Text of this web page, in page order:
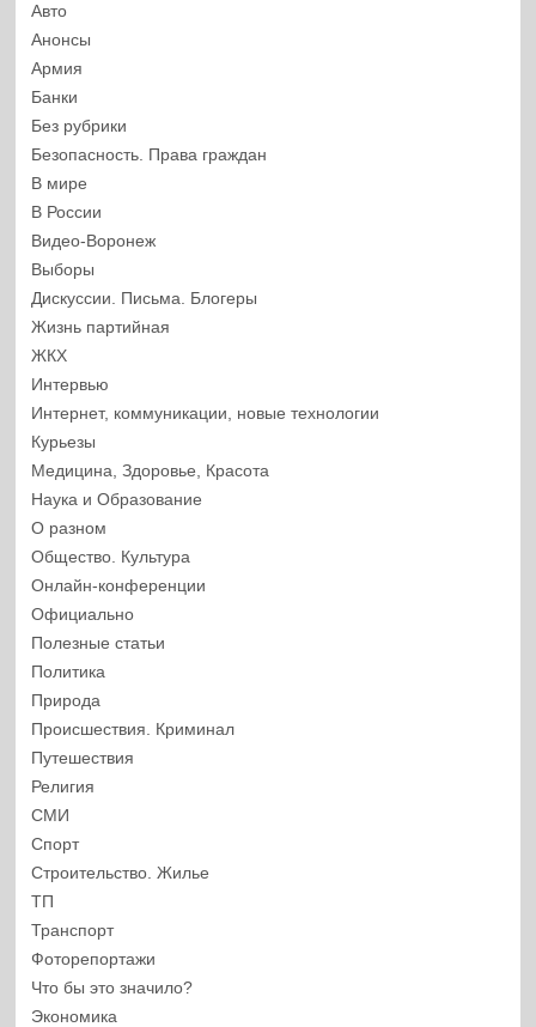
Авто
Анонсы
Армия
Банки
Без рубрики
Безопасность. Права граждан
В мире
В России
Видео-Воронеж
Выборы
Дискуссии. Письма. Блогеры
Жизнь партийная
ЖКХ
Интервью
Интернет, коммуникации, новые технологии
Курьезы
Медицина, Здоровье, Красота
Наука и Образование
О разном
Общество. Культура
Онлайн-конференции
Официально
Полезные статьи
Политика
Природа
Происшествия. Криминал
Путешествия
Религия
СМИ
Спорт
Строительство. Жилье
ТП
Транспорт
Фоторепортажи
Что бы это значило?
Экономика